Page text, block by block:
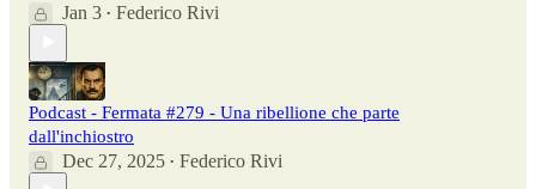
Jan 3 • Federico Rivi
Podcast - Fermata #279 - Una ribellione che parte
dall'inchiostro
Dec 27, 2025 • Federico Rivi